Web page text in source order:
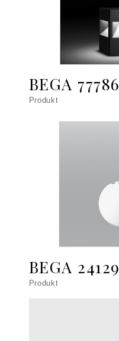
BEGA 77786
Produkt
BEGA 24129
Produkt